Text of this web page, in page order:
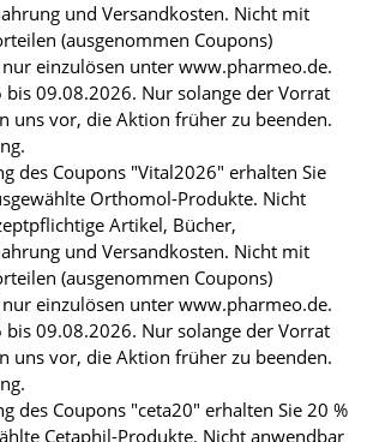
und Versandkosten. Nicht mit
(ausgenommen Coupons)
einzulösen unter www.pharmeo.de.
09.08.2026. Nur solange der Vorrat
uns vor, die Aktion früher zu beenden.
des Coupons "Vital2026" erhalten Sie
Orthomol-Produkte. Nicht
Artikel, Bücher,
und Versandkosten. Nicht mit
(ausgenommen Coupons)
einzulösen unter www.pharmeo.de.
09.08.2026. Nur solange der Vorrat
uns vor, die Aktion früher zu beenden.
des Coupons "ceta20" erhalten Sie 20 %
Cetaphil-Produkte. Nicht anwendbar